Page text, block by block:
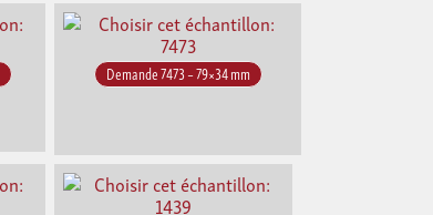
Demande 7473 – 79×34 mm